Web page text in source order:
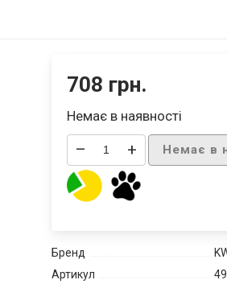
708 грн.
Немає в наявності
– + Немає в
Бренд
Артикул